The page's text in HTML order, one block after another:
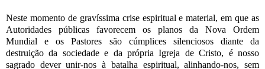
Neste momento de gravíssima crise espiritual e material, em que as
Autoridades públicas favorecem os planos da Nova Ordem
Mundial e os Pastores são cúmplices silenciosos diante da
destruição da sociedade e da própria Igreja de Cristo, é nosso
sagrado dever unir-nos à batalha espiritual, alinhando-nos, sem